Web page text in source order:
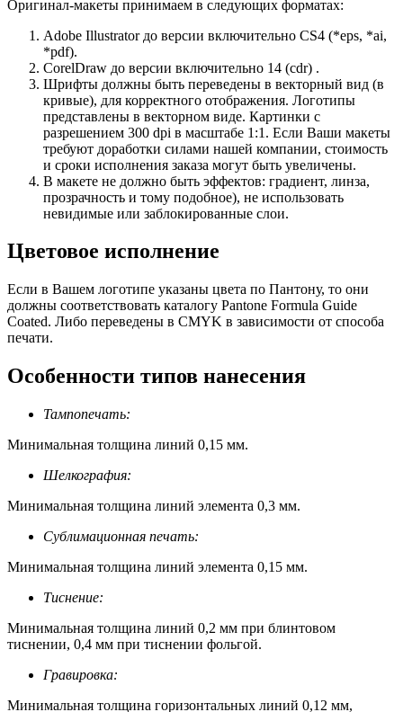
Оригинал-макеты принимаем в следующих форматах:
Adobe Illustrator до версии включительно CS4 (*eps, *ai,
*pdf).
CorelDraw до версии включительно 14 (cdr) .
Шрифты должны быть переведены в векторный вид (в
кривые), для корректного отображения. Логотипы
представлены в векторном виде. Картинки с
разрешением 300 dpi в масштабе 1:1. Если Ваши макеты
требуют доработки силами нашей компании, стоимость
и сроки исполнения заказа могут быть увеличены.
В макете не должно быть эффектов: градиент, линза,
прозрачность и тому подобное), не использовать
невидимые или заблокированные слои.
Цветовое исполнение
Если в Вашем логотипе указаны цвета по Пантону, то они
должны соответствовать каталогу Pantone Formula Guide
Coated. Либо переведены в CMYK в зависимости от способа
печати.
Особенности типов нанесения
Тампопечать:
Минимальная толщина линий 0,15 мм.
Шелкография:
Минимальная толщина линий элемента 0,3 мм.
Сублимационная печать:
Минимальная толщина линий элемента 0,15 мм.
Тиснение:
Минимальная толщина линий 0,2 мм при блинтовом
тиснении, 0,4 мм при тиснении фольгой.
Гравировка:
Минимальная толщина горизонтальных линий 0,12 мм,